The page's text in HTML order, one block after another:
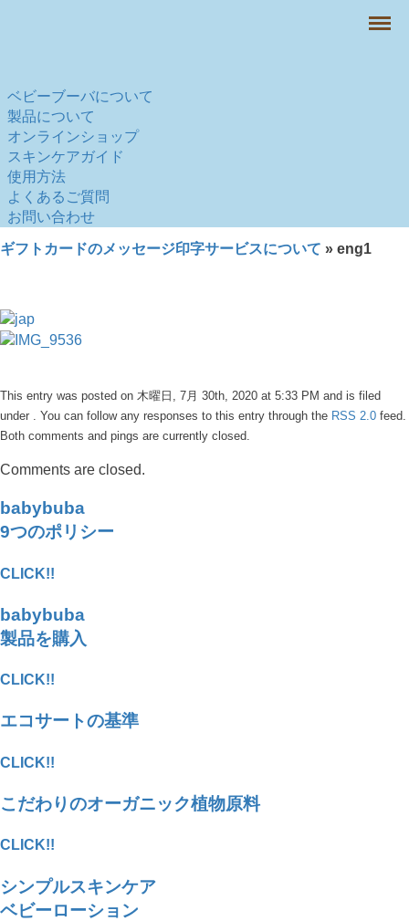
ベビーブーバについて
製品について
オンラインショップ
スキンケアガイド
使用方法
よくあるご質問
お問い合わせ
Menu
ギフトカードのメッセージ印字サービスについて » eng1
This entry was posted on 木曜日, 7月 30th, 2020 at 5:33 PM and is filed
under . You can follow any responses to this entry through the RSS 2.0 feed.
Both comments and pings are currently closed.
Comments are closed.
babybuba
9つのポリシー
CLICK!!
babybuba
製品を購入
CLICK!!
エコサートの基準
CLICK!!
こだわりのオーガニック植物原料
CLICK!!
シンプルスキンケア
ベビーローション